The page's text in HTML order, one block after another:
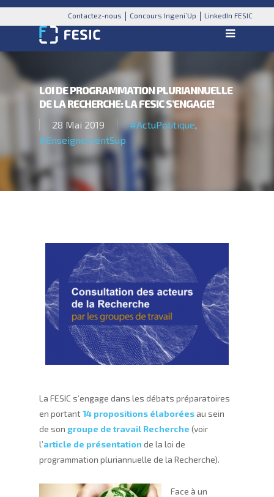
Contactez-nous Concours Ingeni’Up LinkedIn FESIC
LOI DE PROGRAMMATION PLURIANNUELLE
DE LA RECHERCHE: LA FESIC S’ENGAGE!
28 Mai 2019 #ActuPolitique,
#EnseignementSup
La FESIC s’engage dans les débats préparatoires
en portant14 propositions élaboréesau sein
de son groupe de travail Recherche (voir
l’article de présentation de la loi de
programmation pluriannuelle de la Recherche).
Face à un